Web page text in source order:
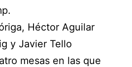
Héctor Aguilar
y Javier Tello
mesas en las que